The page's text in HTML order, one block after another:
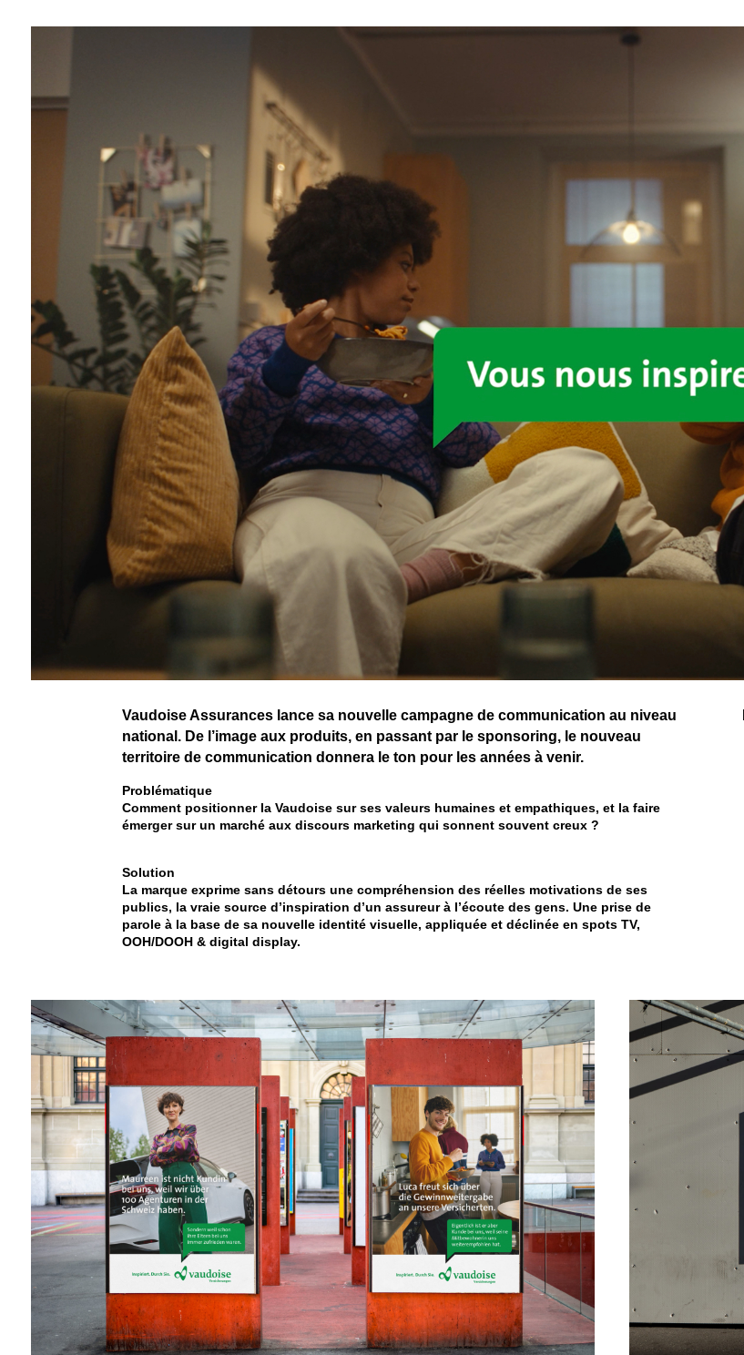
Vaudoise Assurances lance sa nouvelle campagne de communication au niveau
national. De l’image aux produits, en passant par le sponsoring, le nouveau
territoire de communication donnera le ton pour les années à venir.
Problématique
Comment positionner la Vaudoise sur ses valeurs humaines et empathiques, et la faire
émerger sur un marché aux discours marketing qui sonnent souvent creux ?
Solution
La marque exprime sans détours une compréhension des réelles motivations de ses
publics, la vraie source d’inspiration d’un assureur à l’écoute des gens. Une prise de
parole à la base de sa nouvelle identité visuelle, appliquée et déclinée en spots TV,
OOH/DOOH & digital display.